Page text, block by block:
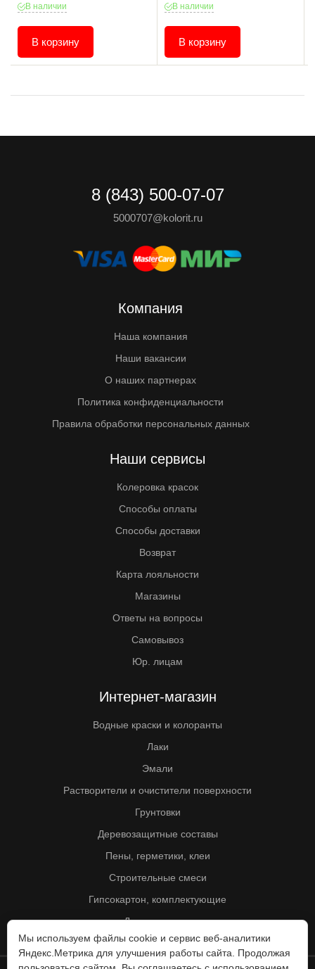
В наличии
В корзину
В наличии
В корзину
8 (843) 500-07-07
5000707@kolorit.ru
Компания
Наша компания
Наши вакансии
О наших партнерах
Политика конфиденциальности
Правила обработки персональных данных
Наши сервисы
Колеровка красок
Способы оплаты
Способы доставки
Возврат
Карта лояльности
Магазины
Ответы на вопросы
Самовывоз
Юр. лицам
Интернет-магазин
Водные краски и колоранты
Лаки
Эмали
Растворители и очистители поверхности
Грунтовки
Деревозащитные составы
Пены, герметики, клеи
Строительные смеси
Гипсокартон, комплектующие
Другие товары
Мы используем файлы cookie и сервис веб-аналитики
Яндекс.Метрика для улучшения работы сайта. Продолжая